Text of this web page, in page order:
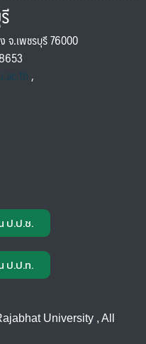
จ.เพชรบุรี 76000
,
ป.ป.ช.
ป.ป.ท.
University , All